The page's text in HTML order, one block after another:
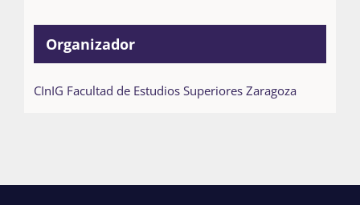
Organizador
CInIG Facultad de Estudios Superiores Zaragoza